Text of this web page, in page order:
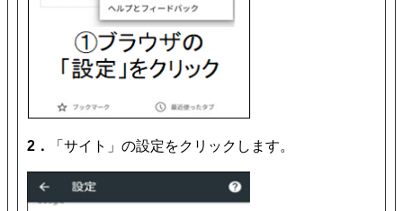
2． 「サイト」の設定をクリックします。